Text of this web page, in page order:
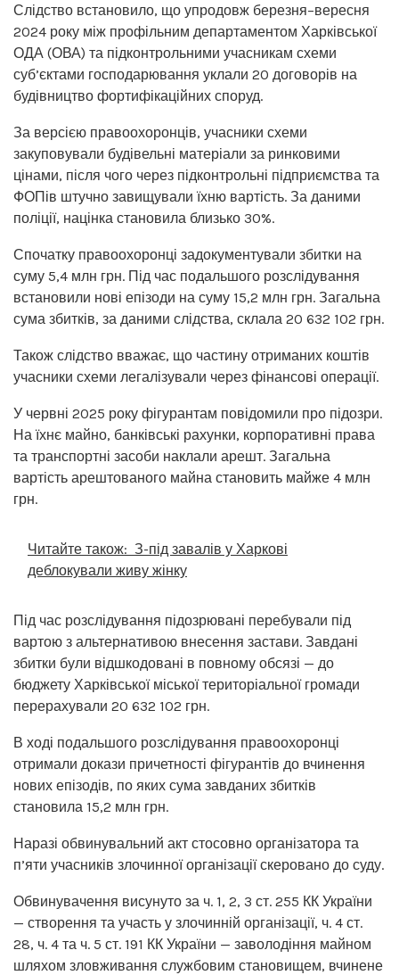
Слідство встановило, що упродовж березня–вересня
2024 року між профільним департаментом Харківської
ОДА (ОВА) та підконтрольними учасникам схеми
суб’єктами господарювання уклали 20 договорів на
будівництво фортифікаційних споруд.
За версією правоохоронців, учасники схеми
закуповували будівельні матеріали за ринковими
цінами, після чого через підконтрольні підприємства та
ФОПів штучно завищували їхню вартість. За даними
поліції, націнка становила близько 30%.
Спочатку правоохоронці задокументували збитки на
суму 5,4 млн грн. Під час подальшого розслідування
встановили нові епізоди на суму 15,2 млн грн. Загальна
сума збитків, за даними слідства, склала 20 632 102 грн.
Також слідство вважає, що частину отриманих коштів
учасники схеми легалізували через фінансові операції.
У червні 2025 року фігурантам повідомили про підозри.
На їхнє майно, банківські рахунки, корпоративні права
та транспортні засоби наклали арешт. Загальна
вартість арештованого майна становить майже 4 млн
грн.
Читайте також: З-під завалів у Харкові
деблокували живу жінку
Під час розслідування підозрювані перебували під
вартою з альтернативою внесення застави. Завдані
збитки були відшкодовані в повному обсязі — до
бюджету Харківської міської територіальної громади
перерахували 20 632 102 грн.
В ході подальшого розслідування правоохоронці
отримали докази причетності фігурантів до вчинення
нових епізодів, по яких сума завданих збитків
становила 15,2 млн грн.
Наразі обвинувальний акт стосовно організатора та
п’яти учасників злочинної організації скеровано до суду.
Обвинувачення висунуто за ч. 1, 2, 3 ст. 255 КК України
— створення та участь у злочинній організації, ч. 4 ст.
28, ч. 4 та ч. 5 ст. 191 КК України — заволодіння майном
шляхом зловживання службовим становищем, вчинене